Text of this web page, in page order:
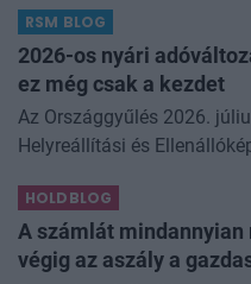
különösen nagy...
RSM BLOG
2026-os nyári
ez még csak a kezdet
Az Országgyűlés 2026.
Helyreállítási és
kapcsolódó
HOLDBLOG
A számlát
végig az aszály a